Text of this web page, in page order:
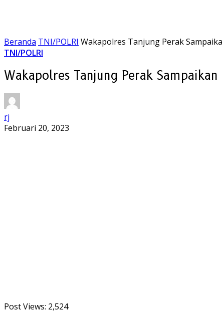
Beranda TNI/POLRI Wakapolres Tanjung Perak
TNI/POLRI
Wakapolres Tanjung Perak
rj
Februari 20, 2023
Post Views: 2,524